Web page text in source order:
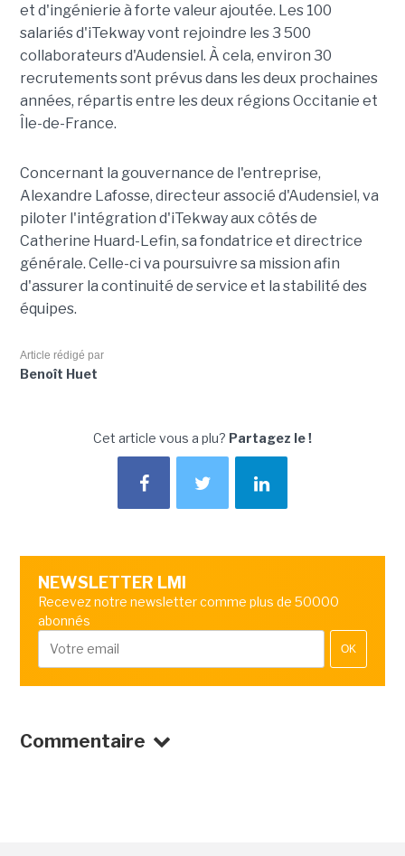
et d'ingénierie à forte valeur ajoutée. Les 100
salariés d'iTekway vont rejoindre les 3 500
collaborateurs d'Audensiel. À cela, environ 30
recrutements sont prévus dans les deux prochaines
années, répartis entre les deux régions Occitanie et
Île-de-France.
Concernant la gouvernance de l'entreprise,
Alexandre Lafosse, directeur associé d'Audensiel, va
piloter l'intégration d'iTekway aux côtés de
Catherine Huard-Lefin, sa fondatrice et directrice
générale. Celle-ci va poursuivre sa mission afin
d'assurer la continuité de service et la stabilité des
équipes.
Article rédigé par
Benoît Huet
Cet article vous a plu? Partagez le !
NEWSLETTER LMI
Recevez notre newsletter comme plus de 50000
abonnés
OK
Commentaire